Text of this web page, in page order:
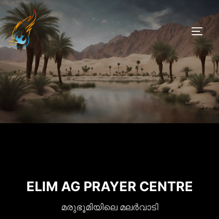
Skip
to
content
ELIM AG PRAYER CENTRE
മരുഭൂമിയിലെ മലർവാടി